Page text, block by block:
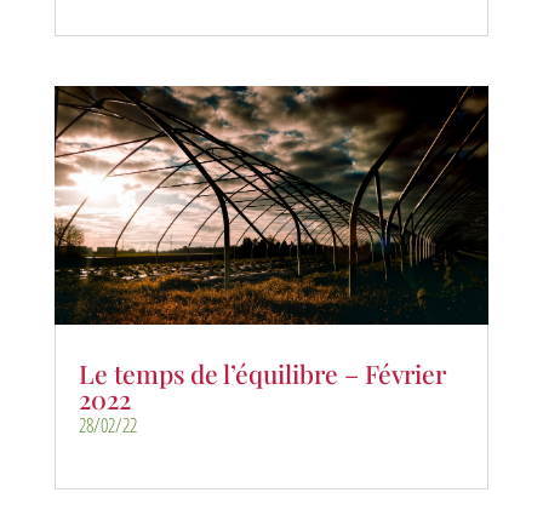
Le temps de l’équilibre – Février
2022
28/02/22